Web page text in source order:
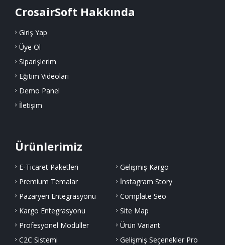
CrosairSoft Hakkında
Giriş Yap
Üye Ol
Siparişlerim
Eğitim Videoları
Demo Panel
İletişim
Ürünlerimiz
E-Ticaret Paketleri
Premium Temalar
Pazaryeri Entegrasyonu
Kargo Entegrasyonu
Profesyonel Modüller
C2C Sistemi
Gelişmiş Kargo
İnstagram Story
Complate Seo
Site Map
Ürün Variant
Gelişmiş Seçenekler Pro